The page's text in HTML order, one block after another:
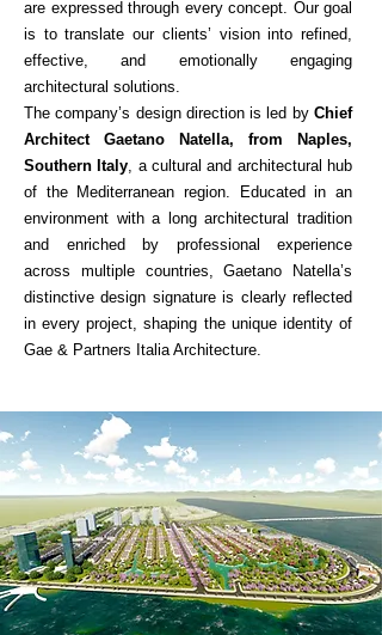
are expressed through every concept. Our goal
is to translate our clients’ vision into refined,
effective, and emotionally engaging
architectural solutions.
The company’s design direction is led by Chief
Architect Gaetano Natella, from Naples,
Southern Italy, a cultural and architectural hub
of the Mediterranean region. Educated in an
environment with a long architectural tradition
and enriched by professional experience
across multiple countries, Gaetano Natella’s
distinctive design signature is clearly reflected
in every project, shaping the unique identity of
Gae & Partners Italia Architecture.